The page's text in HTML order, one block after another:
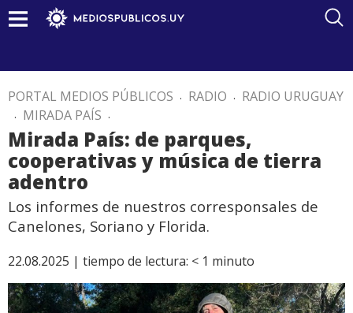
PORTAL MEDIOS PÚBLICOS . RADIO . RADIO URUGUAY
. MIRADA PAÍS .
Mirada País: de parques,
cooperativas y música de tierra
adentro
Los informes de nuestros corresponsales de
Canelones, Soriano y Florida.
22.08.2025 | tiempo de lectura: < 1 minuto